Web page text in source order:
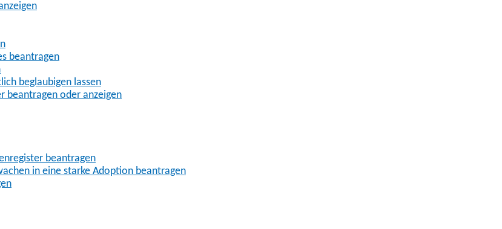
beantragen
beglaubigen lassen
beantragen oder anzeigen
beantragen
in eine starke Adoption beantragen